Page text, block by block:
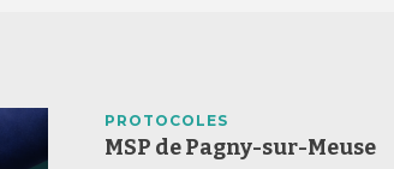
PROTOCOLES
MSP de Pagny-sur-Meuse